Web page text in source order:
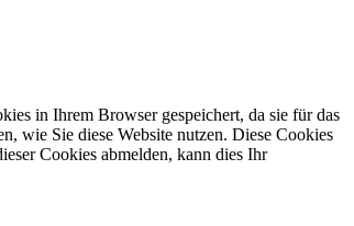
in Ihrem Browser gespeichert, da sie für das
wie Sie diese Website nutzen. Diese Cookies
Cookies abmelden, kann dies Ihr